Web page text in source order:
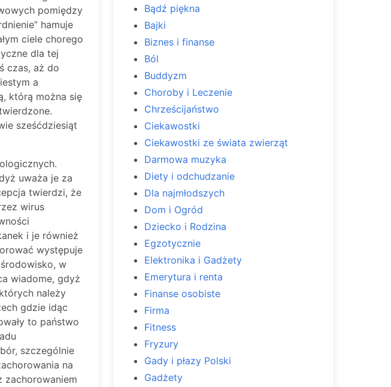
pomiędzy
hamuje
ciele chorego
dla tej
czas, aż do
a
którą można się
sześćdziesiąt
uważa je za
twierdzi, że
wirus
i je również
występuje
w
wiadome, gdyż
należy
gdzie idąc
to państwo
szczególnie
na
zachorowaniem
Bądź piękna
Bajki
Biznes i finanse
Ból
Buddyzm
Choroby i Leczenie
Chrześcijaństwo
Ciekawostki
Ciekawostki ze świata zwierząt
Darmowa muzyka
Diety i odchudzanie
Dla najmłodszych
Dom i Ogród
Dziecko i Rodzina
Egzotycznie
Elektronika i Gadżety
Emerytura i renta
Finanse osobiste
Firma
Fitness
Fryzury
Gady i płazy Polski
Gadżety